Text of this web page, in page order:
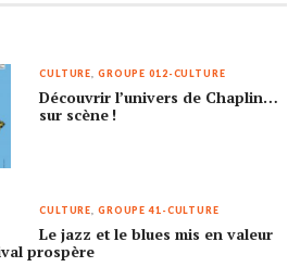
CULTURE GROUPE 012-CULTURE
Découvrir l’univers de Chaplin…
sur scène !
CULTURE GROUPE 41-CULTURE
Le jazz et le blues mis en valeur
prospère